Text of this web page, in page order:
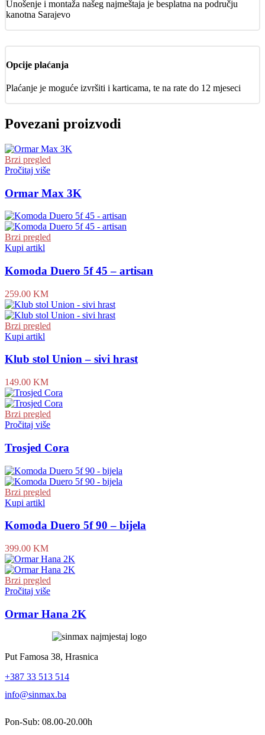
Unošenje i montaža našeg najmeštaja je besplatna na području
kanotna Sarajevo
Opcije plaćanja
Plaćanje je moguće izvršiti i karticama, te na rate do 12 mjeseci
Povezani proizvodi
Brzi pregled
Pročitaj više
Ormar Max 3K
Brzi pregled
Kupi artikl
Komoda Duero 5f 45 – artisan
259.00 KM
Brzi pregled
Kupi artikl
Klub stol Union – sivi hrast
149.00 KM
Brzi pregled
Pročitaj više
Trosjed Cora
Brzi pregled
Kupi artikl
Komoda Duero 5f 90 – bijela
399.00 KM
Brzi pregled
Pročitaj više
Ormar Hana 2K
Put Famosa 38, Hrasnica
+387 33 513 514
info@sinmax.ba
Pon-Sub: 08.00-20.00h